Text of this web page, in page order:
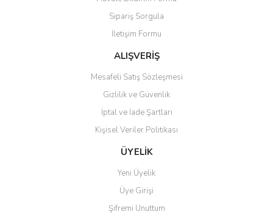
Ürün bilgilerinde hatalar bulunuyor.
Ürün fiyatı diğer sitelerden daha pahalı.
Bu ürüne benzer farklı alternatifler olmalı.
Gönder
Sipariş Sorgula
İletişim Formu
ALIŞVERİŞ
Mesafeli Satış Sözleşmesi
Gizlilik ve Güvenlik
İptal ve İade Şartları
Kişisel Veriler Politikası
ÜYELİK
Yeni Üyelik
Üye Girişi
Şifremi Unuttum